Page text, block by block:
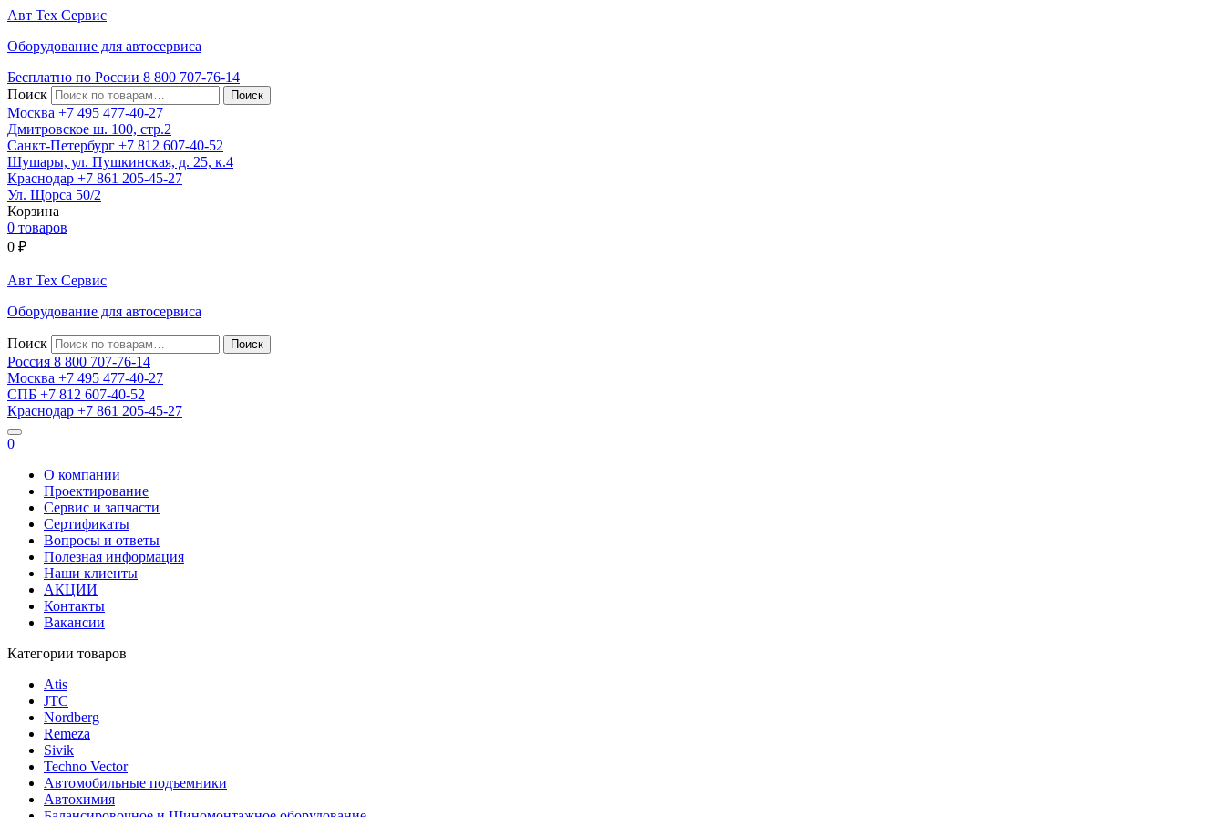
Авт Тех Сервис
Оборудование для автосервиса
Бесплатно по России 8 800 707-76-14
Поиск
Москва +7 495 477-40-27
Дмитровское ш. 100, стр.2
Санкт-Петербург +7 812 607-40-52
Шушары, ул. Пушкинская, д. 25, к.4
Краснодар +7 861 205-45-27
Ул. Щорса 50/2
Корзина
0 товаров
0 ₽
Авт Тех Сервис
Оборудование для автосервиса
Поиск
Россия 8 800 707-76-14
Москва +7 495 477-40-27
СПБ +7 812 607-40-52
Краснодар +7 861 205-45-27
0
О компании
Проектирование
Сервис и запчасти
Сертификаты
Вопросы и ответы
Полезная информация
Наши клиенты
АКЦИИ
Контакты
Вакансии
Категории товаров
Atis
JTC
Nordberg
Remeza
Sivik
Techno Vector
Автомобильные подъемники
Автохимия